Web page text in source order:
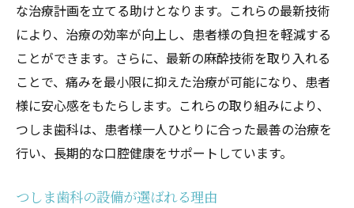
な治療計画を立てる助けとなります。これらの最新技術
により、治療の効率が向上し、患者様の負担を軽減する
ことができます。さらに、最新の麻酔技術を取り入れる
ことで、痛みを最小限に抑えた治療が可能になり、患者
様に安心感をもたらします。これらの取り組みにより、
つしま歯科は、患者様一人ひとりに合った最善の治療を
行い、長期的な口腔健康をサポートしています。
つしま歯科の設備が選ばれる理由